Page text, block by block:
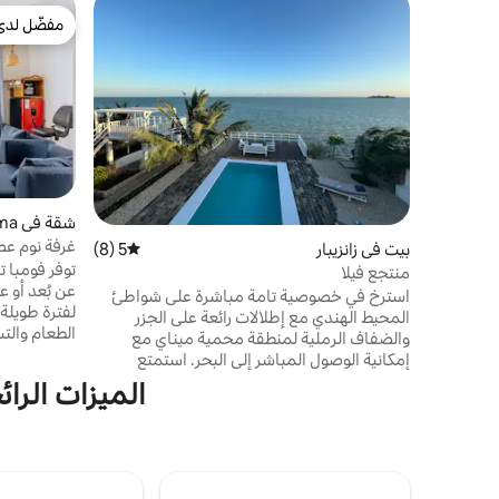
بيت في زانزيبار متوسط التقييم 5 من 5، 8 مراجعات
5 (8)
منتجع فيلا
استرخ في خصوصية تامة مباشرة على شواطئ
المحيط الهندي مع إطلالات رائعة على الجزر
والضفاف الرملية لمنطقة محمية ميناي مع
إمكانية الوصول المباشر إلى البحر. استمتع
بحمام السباحة الكبير اللامتناهي والسطح
المتداخل والردهة المرتفعة الرائعة لتناول الطعام
مفضّل
مفضّل
شقة في Mchamba Wima
غرفة نوم
كاريبو!
توفر
عن بُعد أو
لفترة
الطعام
25الميزات